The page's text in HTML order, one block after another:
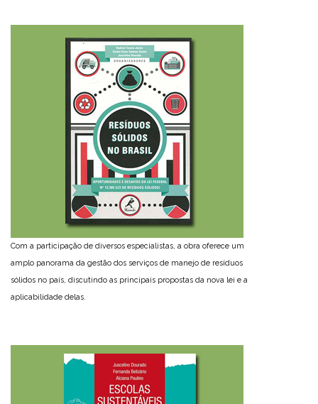
Com a participação de diversos especialistas, a obra oferece um
amplo panorama da gestão dos serviços de manejo de resíduos
sólidos no país, discutindo as principais propostas da nova lei e a
aplicabilidade delas.